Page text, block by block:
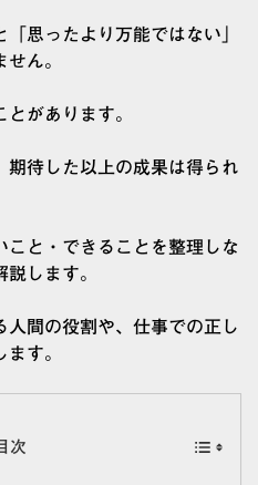
思ったより万能ではない」
ん。
があります。
期待した以上の成果は得られ
こと・できることを整理しな
します。
間の役割や、仕事での正し
す。
次